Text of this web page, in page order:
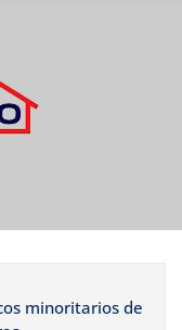
minoritarios de